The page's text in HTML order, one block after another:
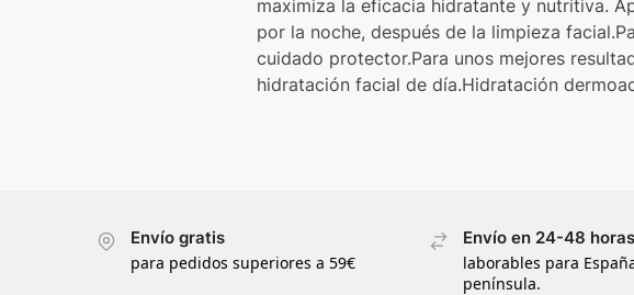
maximiza la eficacia hidratante y nutritiva.
por la noche, después de la limpieza
cuidado protector.Para unos mejores
hidratación facial de día.Hidratación
Envío gratis
para pedidos superiores a 59€
Envío en 24-48 horas
laborables para
península.